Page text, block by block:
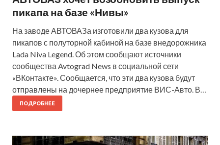
пикапа на базе «Нивы»
На заводе АВТОВАЗа изготовили два кузова для
пикапов с полуторной кабиной на базе внедорожника
Lada Niva Legend. Об этом сообщают источники
сообщества Avtograd News в социальной сети
«ВКонтакте». Сообщается, что эти два кузова будут
отправлены на дочернее предприятие ВИС-Авто. В…
ПОДРОБНЕЕ